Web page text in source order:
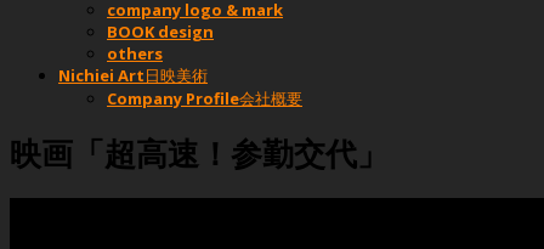
company logo & mark
BOOK design
others
Nichiei Art日映美術
Company Profile会社概要
映画「超高速！参勤交代」